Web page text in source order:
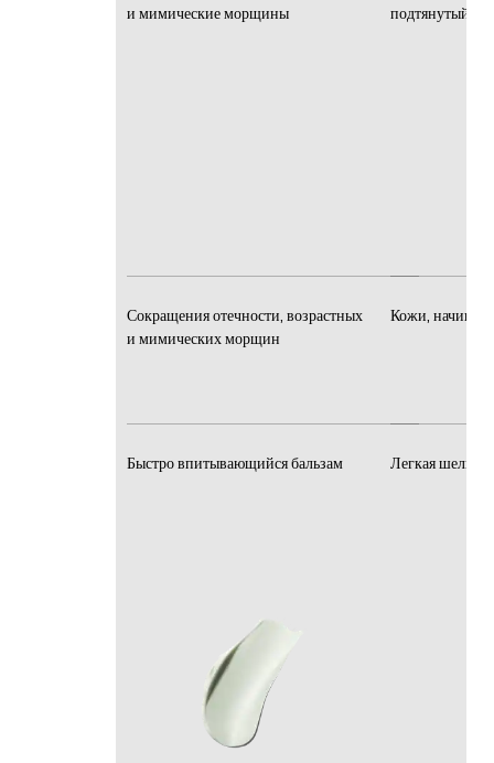
и мимические морщины
Сокращения отечности, возрастных
и мимических морщин
Быстро впитывающийся бальзам
подтянутый
Кожи,
Легкая